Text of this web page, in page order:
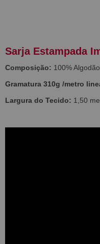
Sarja Estampada
Composição: 100% Algodão.
Gramatura 310g /metro
Largura do Tecido: 1,50